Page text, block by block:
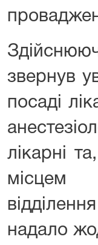
звернув
посаді
лікарні
місцем
надало